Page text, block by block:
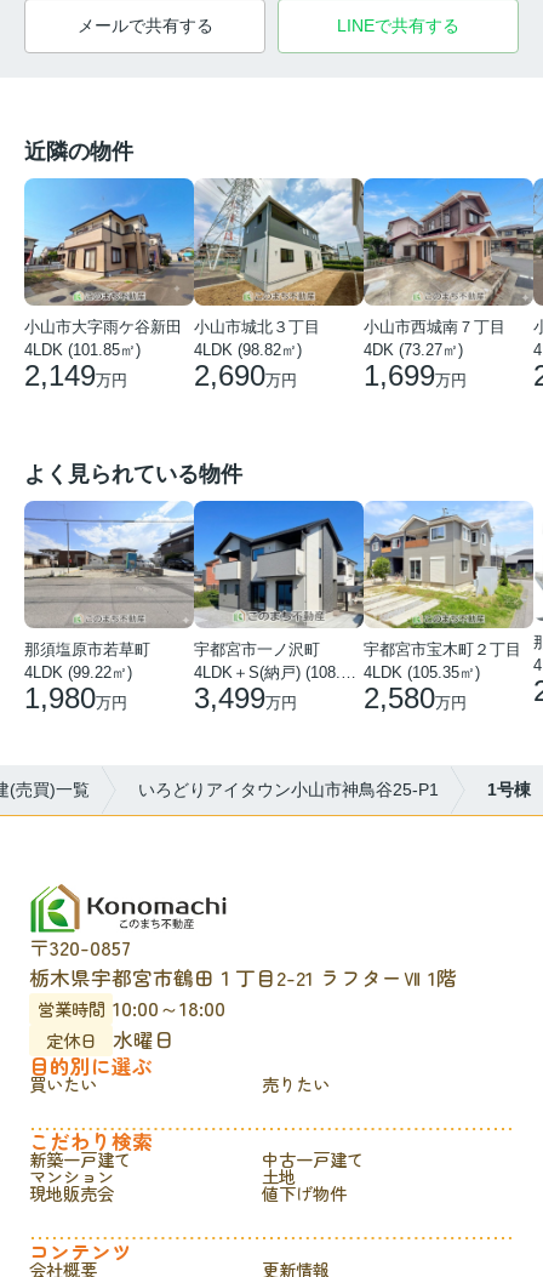
メールで共有する LINEで共有する
近隣の物件
小山市大字雨ケ谷新田
4LDK (101.85㎡)
2,149万円
小山市城北３丁目
4LDK (98.82㎡)
2,690万円
小山市西城南７丁目
4DK (73.27㎡)
1,699万円
よく見られている物件
那須塩原市若草町
4LDK (99.22㎡)
1,980万円
宇都宮市一ノ沢町
3,499万円
宇都宮市宝木町２丁目
4LDK (105.35㎡)
2,580万円
(売買)一覧 いろどりアイタウン小山市神鳥谷25-P1 1号棟
〒320-0857
栃木県宇都宮市鶴田１丁目2-21 ラフターⅦ 1階
営業時間 10:00～18:00
定休日
水曜日
目的別に選ぶ
買いたい 売りたい
こだわり検索
新築一戸建て 中古一戸建て
マンション 土地
現地販売会 値下げ物件
コンテンツ
会社概要 更新情報